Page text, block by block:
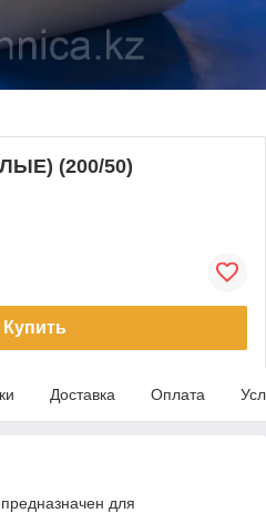
(200/50)
Купить
Доставка Оплата
для